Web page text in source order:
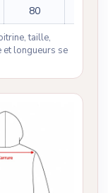
80
taille,
et longueurs se